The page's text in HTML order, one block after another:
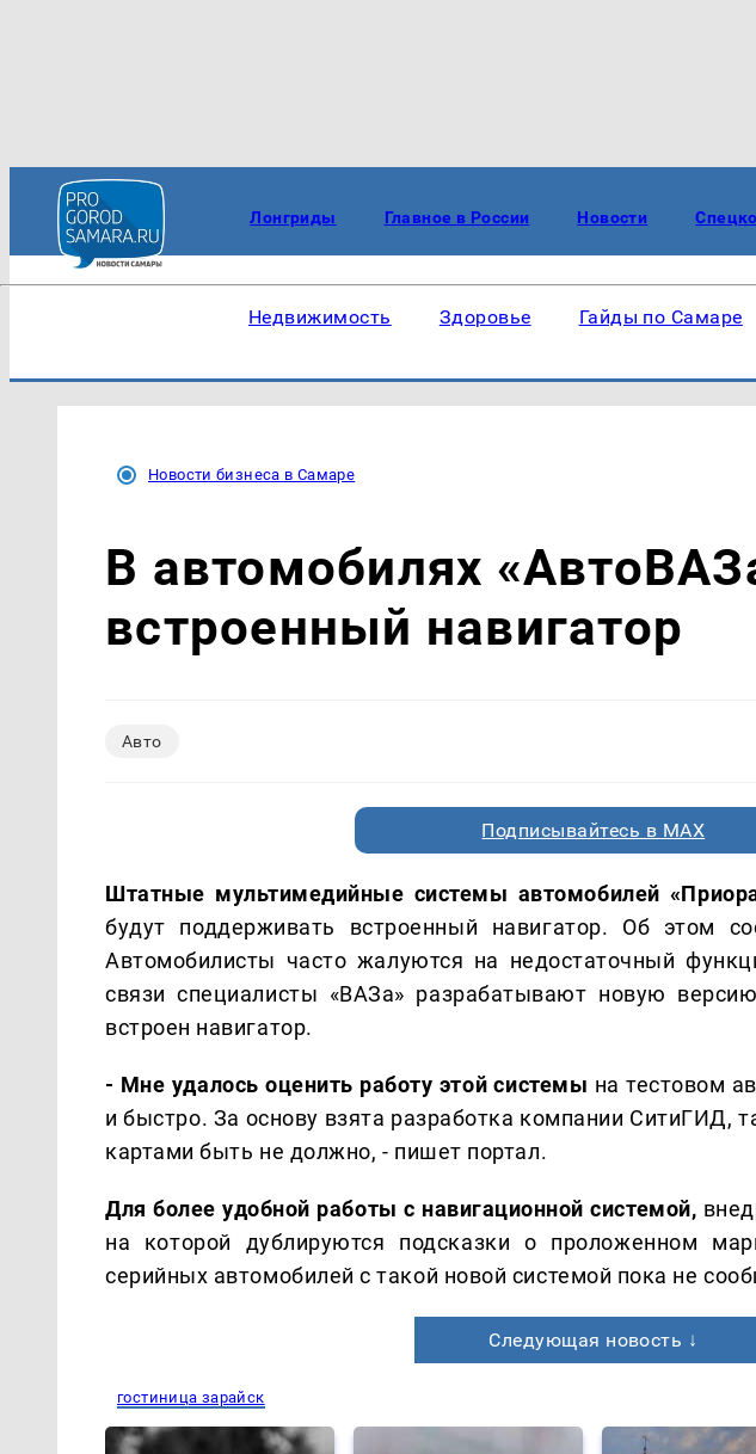
Лонгриды Главное в России Новости
Недвижимость Здоровье Гайды по Самаре
Новости бизнеса в Самаре
В автомобилях
встроенный навигатор
Авто
Подписывайтесь в MAX
Штатные мультимедийные системы автомобилей
будут поддерживать встроенный навигатор. Об этом
Автомобилисты часто жалуются на недостаточный
связи специалисты «ВАЗа» разрабатывают новую
встроен навигатор.
- Мне удалось оценить работу этой системы на тестовом
и быстро. За основу взята разработка компании СитиГИД,
картами быть не должно, - пишет портал.
Для более удобной работы с навигационной системой,
на которой дублируются подсказки о проложенном
серийных автомобилей с такой новой системой пока не
Следующая новость ↓
гостиница зарайск